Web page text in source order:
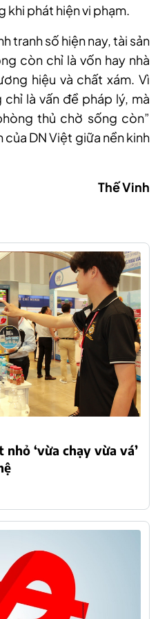
khi phát hiện vi phạm.
tranh số hiện nay, tài sản
còn chỉ là vốn hay nhà
hiệu và chất xám. Vì
là vấn đề pháp lý, mà
thủ chờ sống còn”
DN Việt giữa nền kinh
Thế Vinh
‘vừa chạy vừa vá’